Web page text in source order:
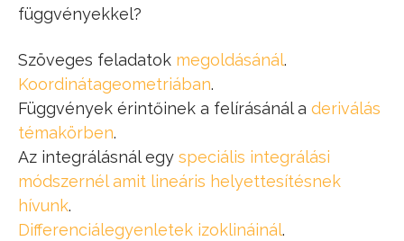
függvényekkel?
Szöveges feladatok megoldásánál.
Koordinátageometriában.
Függvények érintőinek a felírásánál a deriválás
témakörben.
Az integrálásnál egy speciális integrálási
módszernél amit lineáris helyettesítésnek
hívunk.
Differenciálegyenletek izoklináinál.